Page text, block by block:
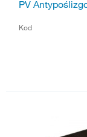
PV
Kod